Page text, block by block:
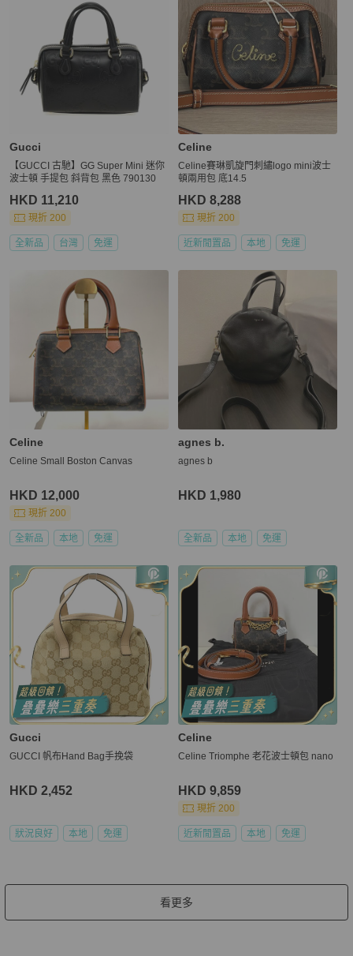
Gucci
【GUCCI 古馳】GG Super Mini 迷你
波士頓 手提包 斜背包 黑色 790130
HKD 11,210
現折 200
全新品 台灣 免運
Celine
Celine賽琳凱旋門刺繡logo mini波士
頓兩用包 底14.5
HKD 8,288
現折 200
近新閒置品 本地 免運
Celine
Celine Small Boston Canvas
HKD 12,000
現折 200
全新品 本地 免運
agnes b.
agnes b
HKD 1,980
全新品 本地 免運
Gucci
GUCCI 帆布Hand Bag手挽袋
HKD 2,452
狀況良好 本地 免運
Celine
Celine Triomphe 老花波士頓包 nano
HKD 9,859
現折 200
近新閒置品 本地 免運
看更多